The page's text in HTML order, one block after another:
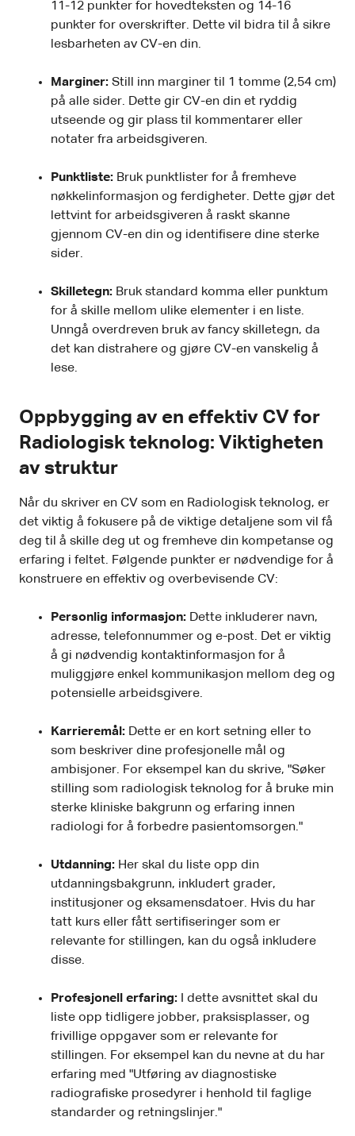
11-12 punkter for hovedteksten og 14-16
punkter for overskrifter. Dette vil bidra til å sikre
lesbarheten av CV-en din.
Marginer: Still inn marginer til 1 tomme (2,54 cm)
på alle sider. Dette gir CV-en din et ryddig
utseende og gir plass til kommentarer eller
notater fra arbeidsgiveren.
Punktliste: Bruk punktlister for å fremheve
nøkkelinformasjon og ferdigheter. Dette gjør det
lettvint for arbeidsgiveren å raskt skanne
gjennom CV-en din og identifisere dine sterke
sider.
Skilletegn: Bruk standard komma eller punktum
for å skille mellom ulike elementer i en liste.
Unngå overdreven bruk av fancy skilletegn, da
det kan distrahere og gjøre CV-en vanskelig å
lese.
Oppbygging av en effektiv CV for
Radiologisk teknolog: Viktigheten
av struktur
Når du skriver en CV som en Radiologisk teknolog, er
det viktig å fokusere på de viktige detaljene som vil få
deg til å skille deg ut og fremheve din kompetanse og
erfaring i feltet. Følgende punkter er nødvendige for å
konstruere en effektiv og overbevisende CV:
Personlig informasjon: Dette inkluderer navn,
adresse, telefonnummer og e-post. Det er viktig
å gi nødvendig kontaktinformasjon for å
muliggjøre enkel kommunikasjon mellom deg og
potensielle arbeidsgivere.
Karrieremål: Dette er en kort setning eller to
som beskriver dine profesjonelle mål og
ambisjoner. For eksempel kan du skrive, "Søker
stilling som radiologisk teknolog for å bruke min
sterke kliniske bakgrunn og erfaring innen
radiologi for å forbedre pasientomsorgen."
Utdanning: Her skal du liste opp din
utdanningsbakgrunn, inkludert grader,
institusjoner og eksamensdatoer. Hvis du har
tatt kurs eller fått sertifiseringer som er
relevante for stillingen, kan du også inkludere
disse.
Profesjonell erfaring:
I dette avsnittet skal du
liste opp tidligere jobber, praksisplasser, og
frivillige oppgaver som er relevante for
stillingen. For eksempel kan du nevne at du har
erfaring med "Utføring av diagnostiske
radiografiske prosedyrer i henhold til faglige
standarder og retningslinjer."